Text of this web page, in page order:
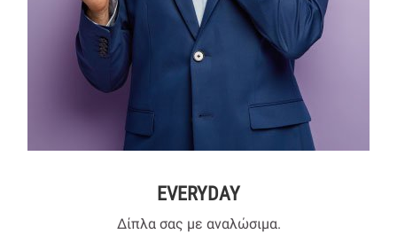
EVERYDAY
Δίπλα σας με αναλώσιμα.